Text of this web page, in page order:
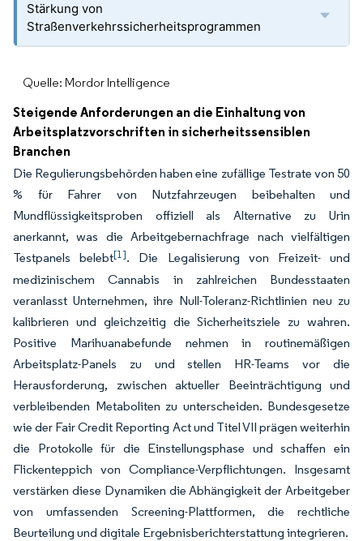
Stärkung von
Straßenverkehrssicherheitsprogrammen
Quelle: Mordor Intelligence
Steigende Anforderungen an die Einhaltung von
Arbeitsplatzvorschriften in sicherheitssensiblen
Branchen
Die Regulierungsbehörden haben eine zufällige Testrate von 50
% für Fahrer von Nutzfahrzeugen beibehalten und
Mundflüssigkeitsproben offiziell als Alternative zu Urin
anerkannt, was die Arbeitgebernachfrage nach vielfältigen
Testpanels belebt[1]. Die Legalisierung von Freizeit- und
medizinischem Cannabis in zahlreichen Bundesstaaten
veranlasst Unternehmen, ihre Null-Toleranz-Richtlinien neu zu
kalibrieren und gleichzeitig die Sicherheitsziele zu wahren.
Positive Marihuanabefunde nehmen in routinemäßigen
Arbeitsplatz-Panels zu und stellen HR-Teams vor die
Herausforderung, zwischen aktueller Beeinträchtigung und
verbleibenden Metaboliten zu unterscheiden. Bundesgesetze
wie der Fair Credit Reporting Act und Titel VII prägen weiterhin
die Protokolle für die Einstellungsphase und schaffen ein
Flickenteppich von Compliance-Verpflichtungen. Insgesamt
verstärken diese Dynamiken die Abhängigkeit der Arbeitgeber
von umfassenden Screening-Plattformen, die rechtliche
Beurteilung und digitale Ergebnisberichterstattung integrieren.